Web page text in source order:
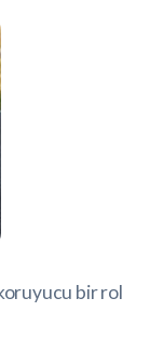
bir rol